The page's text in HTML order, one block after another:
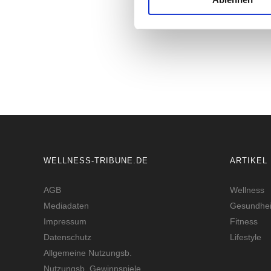
WELLNESS-TRIBUNE.DE
AGB
Mediadaten
Impressum
Datenschutz
Allgemeine Nutzungsb.
Nutzungsb. Gewinnspiele
ARTIKEL
Wellness
Fitness
Lifestyle